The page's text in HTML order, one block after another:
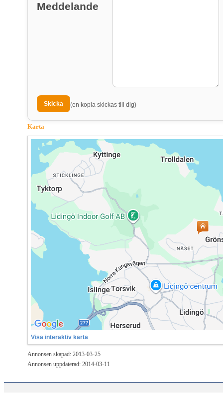
Meddelande
(en kopia skickas till dig)
Karta
Visa interaktiv karta
Annonsen skapad: 2013-03-25
Annonsen uppdaterad: 2014-03-11